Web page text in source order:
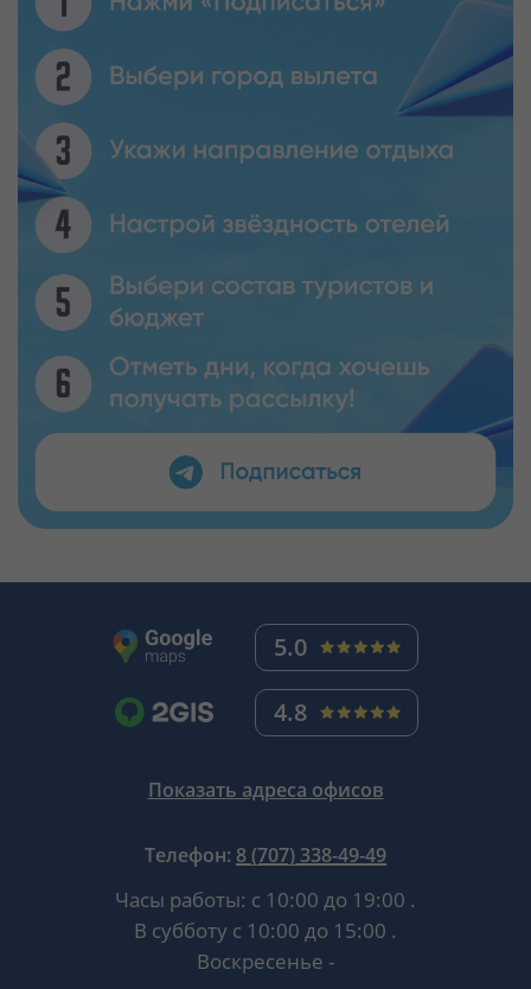
5.0
4.8
Показать адреса офисов
Телефон: 8 (707) 338-49-49
Часы работы: с 10:00 до 19:00 .
В субботу с 10:00 до 15:00 .
Воскресенье -